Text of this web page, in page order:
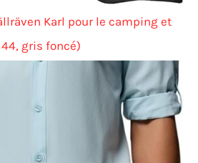
Karl pour le camping et
gris foncé)